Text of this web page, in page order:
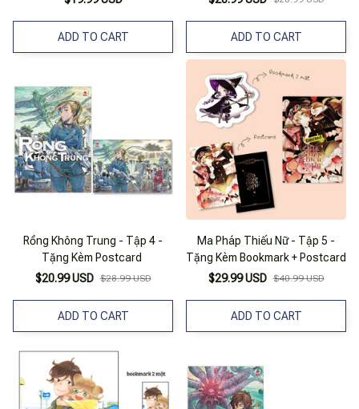
ADD TO CART ADD TO CART
Rồng Không Trung - Tập 4 -
Tặng Kèm Postcard
$20.99 USD $28.99 USD
ADD TO CART
Ma Pháp Thiếu Nữ - Tập 5 -
Tặng Kèm Bookmark + Postcard
$29.99 USD $40.99 USD
ADD TO CART